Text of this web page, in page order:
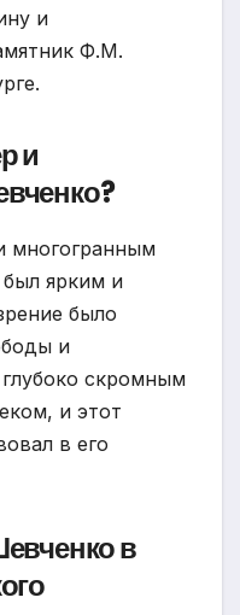
и
Ф.М.
и
многогранным
был ярким и
было
и
скромным
и этот
в его
в